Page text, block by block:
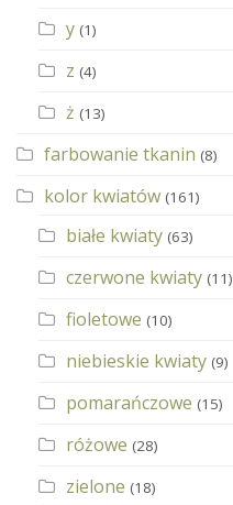
y (1)
z (4)
ż (13)
farbowanie tkanin (8)
kolor kwiatów (161)
białe kwiaty (63)
czerwone kwiaty (11)
fioletowe (10)
niebieskie kwiaty (9)
pomarańczowe (15)
różowe (28)
zielone (18)